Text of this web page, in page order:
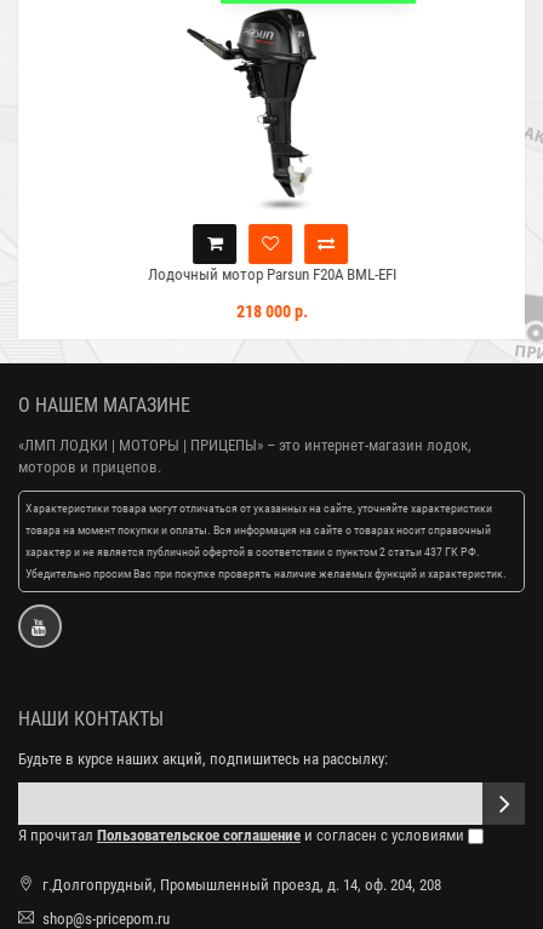
Лодочный мотор Parsun F20A BML-EFI
218 000 р.
О НАШЕМ МАГАЗИНЕ
«ЛМП ЛОДКИ | МОТОРЫ | ПРИЦЕПЫ» – это интернет-магазин лодок,
моторов и прицепов.
Характеристики товара могут отличаться от указанных на сайте, уточняйте характеристики
товара на момент покупки и оплаты. Вся информация на сайте о товарах носит справочный
характер и не является публичной офертой в соответствии с пунктом 2 статьи 437 ГК РФ.
Убедительно просим Вас при покупке проверять наличие желаемых функций и характеристик.
НАШИ КОНТАКТЫ
Будьте в курсе наших акций, подпишитесь на рассылку:
Я прочитал Пользовательское соглашение и согласен с условиями
г.Долгопрудный, Промышленный проезд, д. 14, оф. 204, 208
shop@s-pricepom.ru